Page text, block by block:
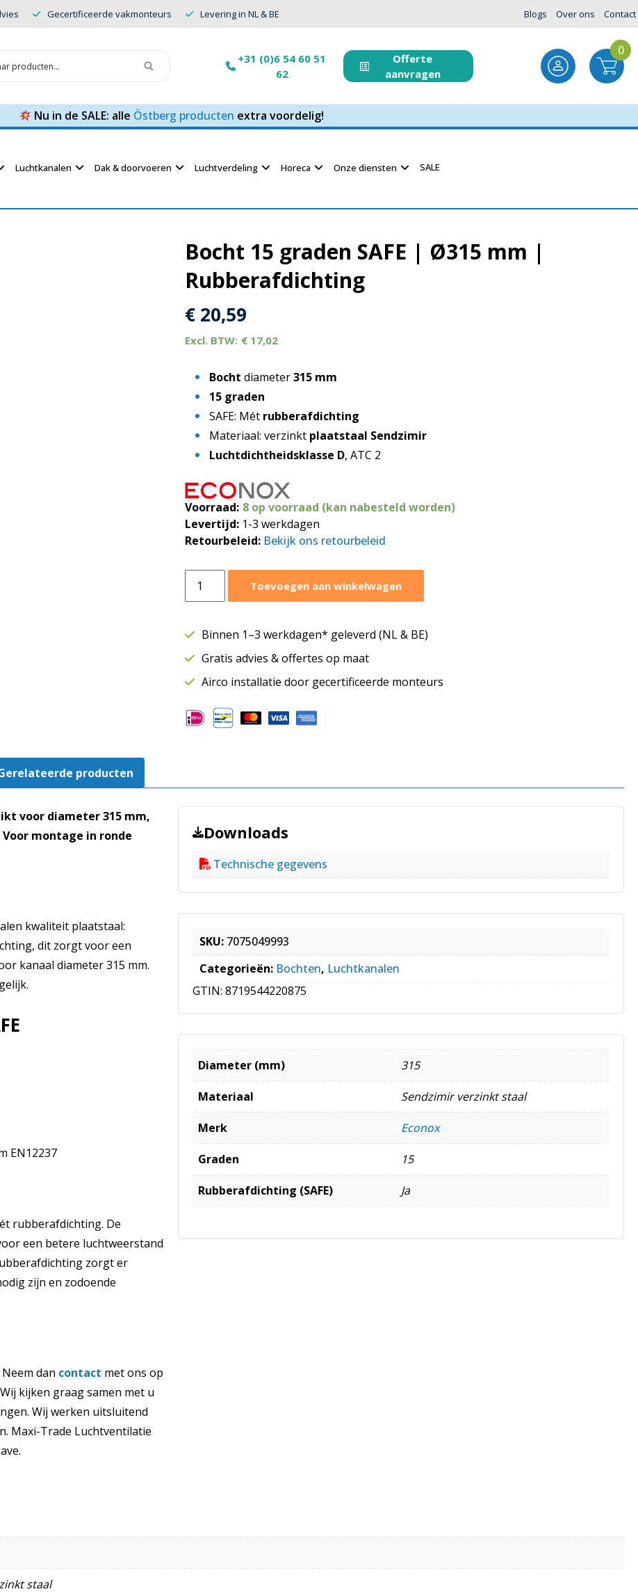
Gecertificeerde vakmonteurs Levering in NL & BE Blogs Over ons Contact
+31 (0)6 54 60 51
62
Offerte
aanvragen
0
Nu in de SALE: alle Östberg producten extra voordelig!
Luchtkanalen Dak & doorvoeren Luchtverdeling Horeca Onze diensten SALE
Bocht 15 graden SAFE | Ø315 mm |
Rubberafdichting
€ 20,59
€ 17,02
Bocht diameter315 mm
15 graden
SAFE: Mét rubberafdichting
Materiaal: verzinkt plaatstaal Sendzimir
Luchtdichtheidsklasse D, ATC 2
Voorraad: 8 op voorraad (kan nabesteld worden)
Levertijd: 1-3 werkdagen
Retourbeleid: Bekijk ons retourbeleid
SAFE
Ø315
mm
Rubberafdichting
aantal
Toevoegen aan winkelwagen
Binnen 1–3 werkdagen* geleverd (NL & BE)
Gratis advies & offertes op maat
Airco installatie door gecertificeerde monteurs
producten
voor diameter 315 mm,
montage in ronde
kwaliteit plaatstaal:
dit zorgt voor een
kanaal diameter 315 mm.
EN12237
rubberafdichting. De
een betere luchtweerstand
zorgt er
zijn en zodoende
Neem dan contact met ons op
kijken graag samen met u
Wij werken uitsluitend
Maxi-Trade Luchtventilatie
Downloads
Technische gegevens
SKU: 7075049993
Categorieën: Bochten, Luchtkanalen
GTIN: 8719544220875
Diameter (mm) 315
Materiaal Sendzimir verzinkt staal
Merk Econox
Graden 15
Rubberafdichting (SAFE) Ja
staal